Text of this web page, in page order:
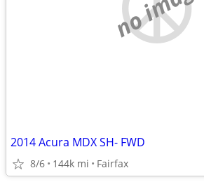
2014 Acura MDX SH- FWD
8/6 144k mi Fairfax